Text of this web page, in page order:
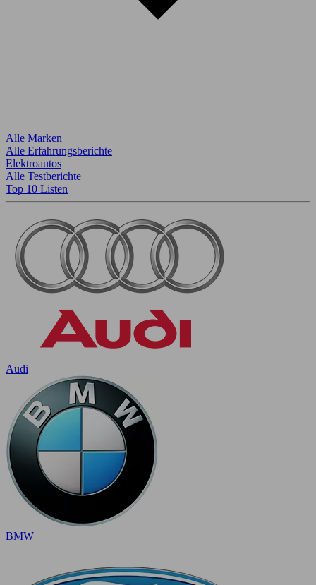
Alle Marken
Alle Erfahrungsberichte
Elektroautos
Alle Testberichte
Top 10 Listen
Audi
BMW